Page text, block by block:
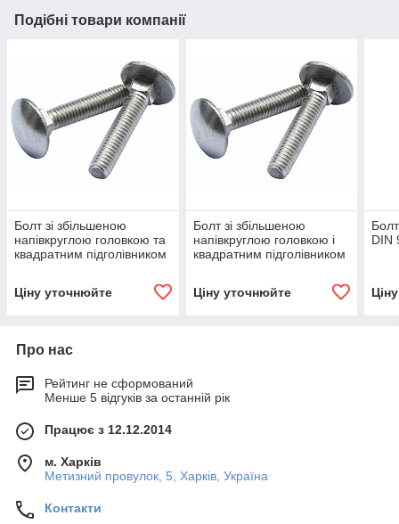
Подібні товари компанії
Болт зі збільшеною
напівкруглою головкою та
квадратним підголівником
Ціну уточнюйте
Болт зі збільшеною
напівкруглою головкою і
квадратним підголівником
Ціну уточнюйте
DIN
Про нас
Рейтинг не сформований
Менше 5 відгуків за останній рік
Працює з 12.12.2014
м. Харків
Метизний провулок, 5, Харків, Україна
Контакти